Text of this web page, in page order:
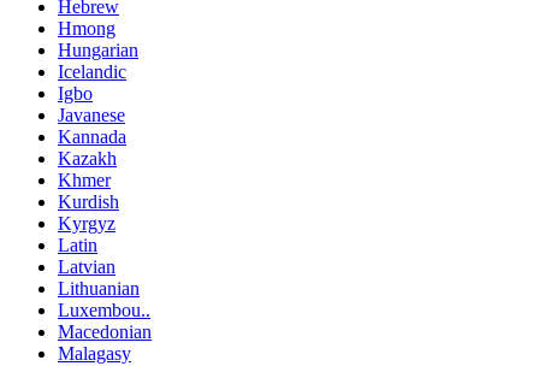
Hebrew
Hmong
Hungarian
Icelandic
Igbo
Javanese
Kannada
Kazakh
Khmer
Kurdish
Kyrgyz
Latin
Latvian
Lithuanian
Luxembou..
Macedonian
Malagasy